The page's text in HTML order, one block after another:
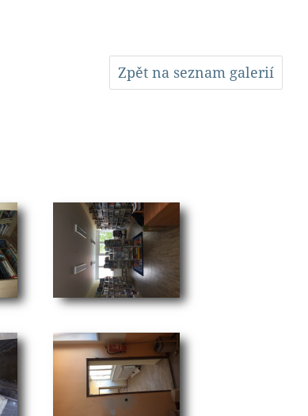
Zpět na seznam galerií